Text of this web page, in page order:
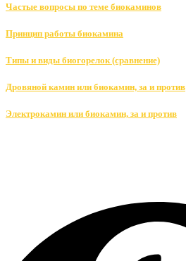
Частые вопросы по теме биокаминов
Принцип работы биокамина
Типы и виды биогорелок (сравнение)
Дровяной камин или биокамин, за и против
Электрокамин или биокамин, за и против